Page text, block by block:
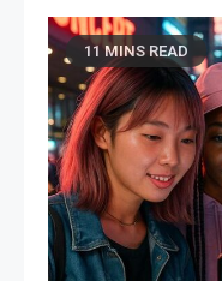
11 MINS READ